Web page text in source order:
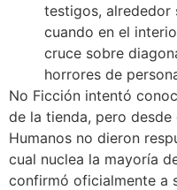
testigos,
cuando en el
cruce sobre
horrores de
No Ficción intentó
de la tienda, pero
Humanos no dieron
cual nuclea la mayoría
confirmó oficialmente a